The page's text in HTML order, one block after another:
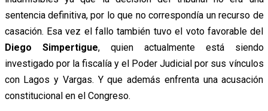
sentencia definitiva, por lo que no correspondía un recurso de
casación. Esa vez el fallo también tuvo el voto favorable del
Diego Simpertigue, quien actualmente está siendo
investigado por la fiscalía y el Poder Judicial por sus vínculos
con Lagos y Vargas. Y que además enfrenta una acusación
constitucional en el Congreso.